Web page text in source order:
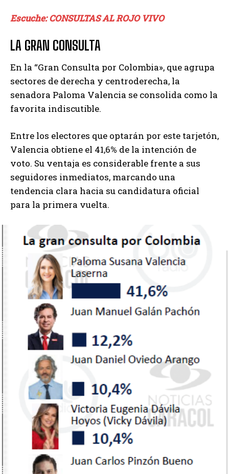
Escuche: CONSULTAS AL ROJO VIVO
LA GRAN CONSULTA
En la “Gran Consulta por Colombia», que agrupa
sectores de derecha y centroderecha, la
senadora Paloma Valencia se consolida como la
favorita indiscutible.
Entre los electores que optarán por este tarjetón,
Valencia obtiene el 41,6% de la intención de
voto. Su ventaja es considerable frente a sus
seguidores inmediatos, marcando una
tendencia clara hacia su candidatura oficial
para la primera vuelta.